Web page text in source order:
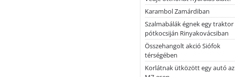
Karambol Zamárdiban
Szalmabálák égnek egy traktor
pótkocsiján Rinyakovácsiban
Összehangolt akció Siófok
térségében
Korlátnak ütközött egy autó az